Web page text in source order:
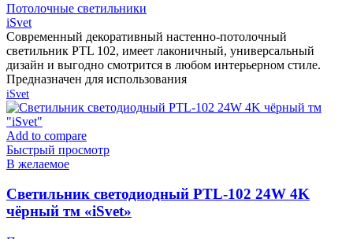
Потолочные светильники
iSvet
Современный декоративный настенно-потолочный
светильник PTL 102, имеет лаконичный, универсальный
дизайн и выгодно смотрится в любом интерьерном стиле.
Предназначен для использования
iSvet
Add to compare
Быстрый просмотр
В желаемое
Cветильник светодиодный PTL-102 24W 4K
чёрный тм «iSvet»